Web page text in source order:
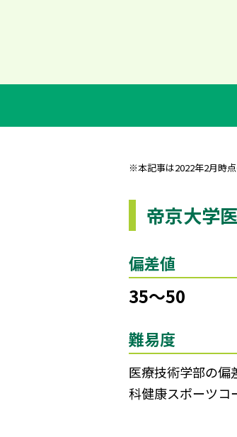
※本記事は2022年2月時
帝京大学
偏差値
35～50
難易度
医療技術学部の偏
科健康スポーツコ